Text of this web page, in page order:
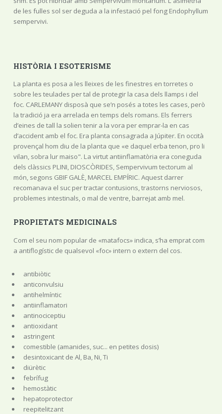
de les fulles sol ser deguda a la infestació pel fong Endophyllum
sempervivi.
HISTÒRIA I ESOTERISME
La planta es posa a les lleixes de les finestres en torretes o
sobre les teulades per tal de protegir la casa dels llamps i del
foc. CARLEMANY disposà que se’n posés a totes les cases, però
la tradició ja era arrelada en temps dels romans. Els ferrers
d’eines de tall la solien tenir a la vora per emprar-la en cas
d’accident amb el foc. Era planta consagrada a Júpiter. En occità
provençal hom diu de la planta que «e daquel erba tenon, pro li
vilan, sobra lur maiso". La virtut antiinflamatòria era coneguda
dels clàssics PLINI, DIOSCÒRIDES, Sempervivum tectorum al
món, segons GBIF GALÈ, MARCEL EMPÍRIC. Aquest darrer
recomanava el suc per tractar contusions, trastorns nerviosos,
problemes intestinals, o mal de ventre, barrejat amb mel.
PROPIETATS MEDICINALS
Com el seu nom popular de «matafocs» indica, s’ha emprat com
a antiflogístic de qualsevol «foc» intern o extern del cos.
antibiòtic
anticonvulsiu
antihelmíntic
antiinflamatori
antinociceptiu
antioxidant
astringent
comestible (amanides, suc... en petites dosis)
desintoxicant de Al, Ba, Ni, Ti
diürètic
febrífug
hemostàtic
hepatoprotector
reepitelitzant